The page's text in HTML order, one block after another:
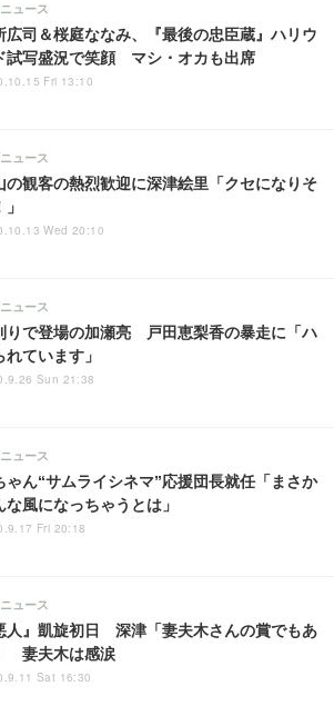
広司＆桜庭ななみ、『最後の忠臣蔵』ハリウ
試写盛況で笑顔 マシ・オカも出席
ュース
Fri 13:10
の観客の熱烈歓迎に深津絵里「クセになりそ
ュース
Wed 20:10
りで登場の加瀬亮 戸田恵梨香の暴走に「ハ
れています」
ュース
Sun 21:38
ゃん“サムライシネマ”応援団長就任「まさか
な風になっちゃうとは」
ュース
Fri 20:18
人』凱旋初日 深津「妻夫木さんの賞でもあ
妻夫木は感涙
ュース
Sat 16:30